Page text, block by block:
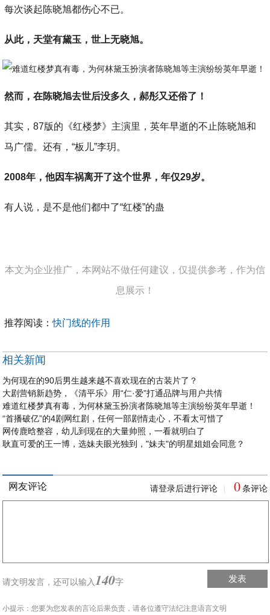
每次谈起陈晓旭都伤心不已。
从此，天堂有黛玉，世上无晓旭。
然而，在陈晓旭去世后没多久，郝彤又还俗了！
其实，87版的《红楼梦》主演里，英年早逝的不止陈晓旭和
马广儒。还有，“板儿”李玥。
2008年，他因车祸离开了这个世界，年仅29岁。
有人说，是不是他们都中了“红楼”的蛊
本文为企业推广，本网站不做任何建议，仅提供参考，作为信
息展示！
推荐阅读：快门线的作用
相关新闻
为何现在的90后男生越来越不喜欢现在的古装片了？
大剧营销新趋势，《清平乐》用“仁·爱”打通品牌与用户共情
难道红楼梦真有毒，为何林黛玉扮演者陈晓旭等主演纷纷英年早逝！
“首播破亿”的4剧网红剧，任何一部剧情走心，不看太可惜了
网传鹿晗整容，幼儿到现在的大量帅照，一看就明白了
耿直可爱的王一博，选妹夫眼光独到，"妹夫"的明星姐姐会同意？
网友评论 请登录后进行评论 0 条评论
请文明发言，还可以输入 140字 发表
小提示：您要为您发表的言论后果负责，请各位遵守法纪注意语言文明